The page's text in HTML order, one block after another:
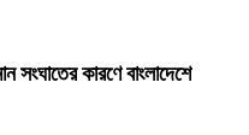
সংঘাতের কারণে বাংলাদেশে